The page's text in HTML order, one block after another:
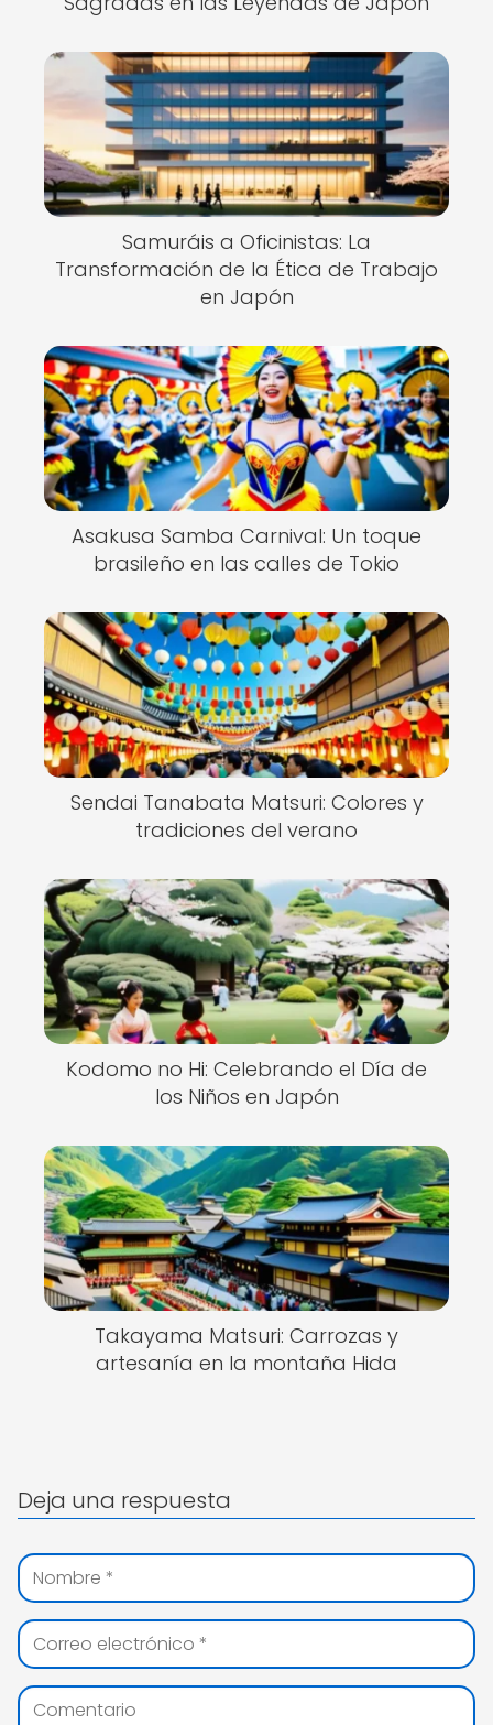
Samuráis a Oficinistas: La
Transformación de la Ética de Trabajo
en Japón
Asakusa Samba Carnival: Un toque
brasileño en las calles de Tokio
Sendai Tanabata Matsuri: Colores y
tradiciones del verano
Kodomo no Hi: Celebrando el Día de
los Niños en Japón
Takayama Matsuri: Carrozas y
artesanía en la montaña Hida
Deja una respuesta